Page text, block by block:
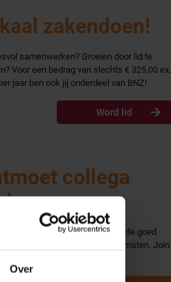
Over
zakendoen!
samenwerken? Groeien door lid te
Voor een bedrag van slechts € 325,00 ex.
jaar ben ook jij onderdeel van BNZ!
Word lid
collega
collega ondernemers tijdens de goed
BNZ activiteiten en bijeenkomsten. Join
lid